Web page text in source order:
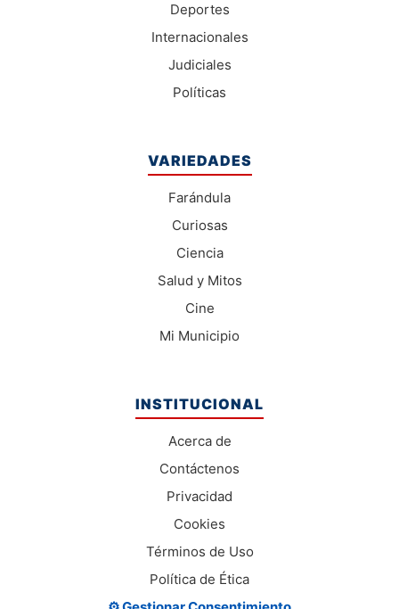
Deportes
Internacionales
Judiciales
Políticas
VARIEDADES
Farándula
Curiosas
Ciencia
Salud y Mitos
Cine
Mi Municipio
INSTITUCIONAL
Acerca de
Contáctenos
Privacidad
Cookies
Términos de Uso
Política de Ética